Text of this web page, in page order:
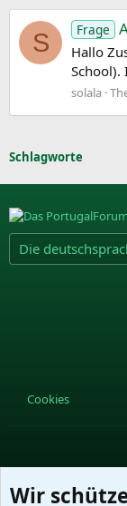
S Frage
Hallo
School).
solala
Schlagworte
Die
Cookies
Wir